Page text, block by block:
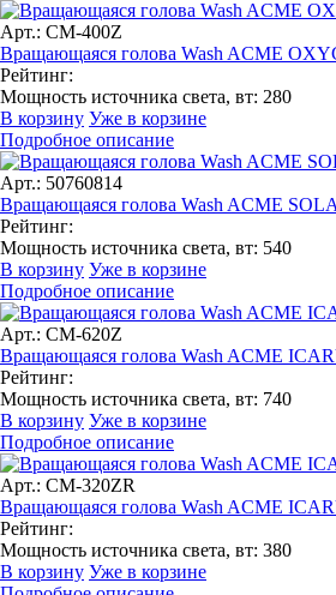
Арт.: CM-400Z
Вращающаяся голова Wash ACME
Рейтинг:
Мощность источника света, вт: 280
В корзину Уже в корзине
Подробное описание
Арт.: 50760814
Вращающаяся голова Wash ACME
Рейтинг:
Мощность источника света, вт: 540
В корзину Уже в корзине
Подробное описание
Арт.: CM-620Z
Вращающаяся голова Wash ACME
Рейтинг:
Мощность источника света, вт: 740
В корзину Уже в корзине
Подробное описание
Арт.: CM-320ZR
Вращающаяся голова Wash ACME
Рейтинг:
Мощность источника света, вт: 380
В корзину Уже в корзине